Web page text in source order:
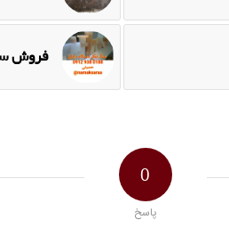
فروش
0
پاسخ